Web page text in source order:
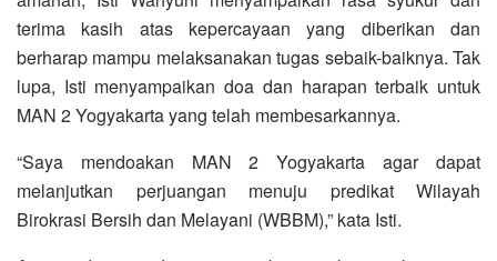
terima kasih atas kepercayaan yang diberikan dan
berharap mampu melaksanakan tugas sebaik-baiknya. Tak
lupa, Isti menyampaikan doa dan harapan terbaik untuk
MAN 2 Yogyakarta yang telah membesarkannya.
“Saya mendoakan MAN 2 Yogyakarta agar dapat
melanjutkan perjuangan menuju predikat Wilayah
Birokrasi Bersih dan Melayani (WBBM),” kata Isti.